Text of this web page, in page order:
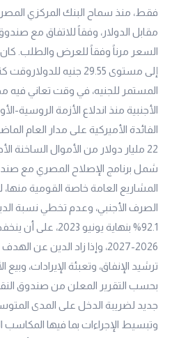
فقط، منذ سماح البنك المركزي
مقابل الدولار، وفقاً للاتفاق مع
السعر مرناً وفقاً للعرض والطلب. كان
إلى مستوى 29.55 جنيه
المستمر للجنيه، في وقت تعاني
الأجنبية منذ اندلاع الأزمة الروسية-
الفائدة الأميركية على مدار العام
22 مليار دولار من الأموال الساخنة
شمل برنامج الإصلاح المصري مع
المشاريع العامة خاصة القومية
الصرف الأجنبي، وعدم تخطي نسبة
2026-2027، وإذا زاد الدين
ترشيد الإنفاق، وتعبئة الإيرادات،
بحسب التقرير المعلن من صندوق
جديد لضريبة الدخل على المدى
وتبسيط الإجراءات بما فيها المكاسب